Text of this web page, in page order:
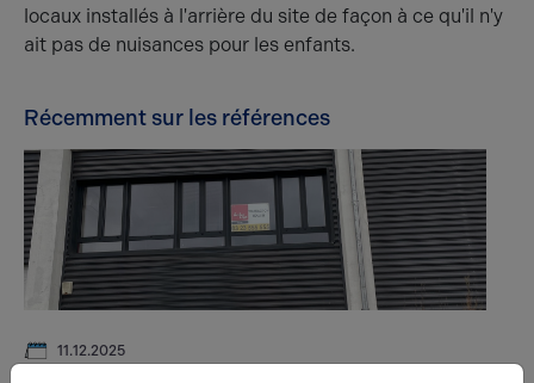
locaux installés à l'arrière du site de façon à ce qu'il n'y
ait pas de nuisances pour les enfants.
Récemment sur les références
11.12.2025